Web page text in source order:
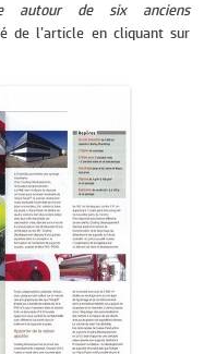
autour de six anciens
de l’article en cliquant sur